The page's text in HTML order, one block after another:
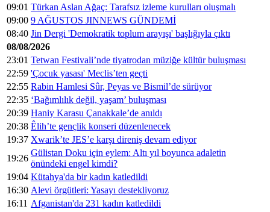
09:01 Türkan Aslan Ağaç: Tarafsız izleme kurulları oluşmalı
09:00 9 AĞUSTOS JINNEWS GÜNDEMİ
08:40 Jin Dergi 'Demokratik toplum arayışı' başlığıyla çıktı
08/08/2026
23:01 Tetwan Festivali’nde tiyatrodan müziğe kültür buluşması
22:59 'Çocuk yasası' Meclis’ten geçti
22:55 Rabin Hamlesi Sûr, Peyas ve Bismil’de sürüyor
22:35 ‘Bağımlılık değil, yaşam’ buluşması
20:39 Haniy Karasu Çanakkale’de anıldı
20:38 Êlih’te gençlik konseri düzenlenecek
19:37 Xwarik’te JES’e karşı direniş devam ediyor
19:26
Gülistan Doku için eylem: Altı yıl boyunca adaletin
önündeki engel kimdi?
19:04 Kütahya'da bir kadın katledildi
16:30 Alevi örgütleri: Yasayı destekliyoruz
16:11 Afganistan'da 231 kadın katledildi